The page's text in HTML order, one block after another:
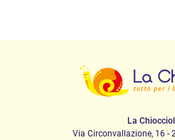
La
Via Circonvallazione, 16 -